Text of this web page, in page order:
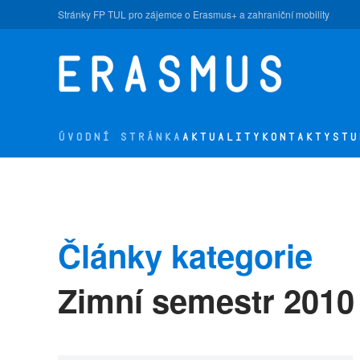
Stránky FP TUL pro zájemce o Erasmus+ a zahraniční mobility
ÚVODNÍ STRÁNKA AKTUALITY KONTAKTY
Články kategorie
Zimní semestr 2010